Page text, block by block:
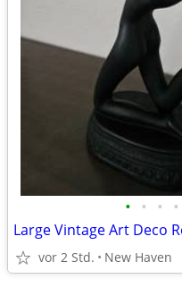
• • • •
vor 2 Std. New Haven